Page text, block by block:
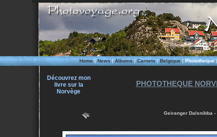
Home|News|Albums|Carnets|Belgique|Phototheque
Découvrez mon
livre sur la
Norvège
PHOTOTHEQUE
Geiranger Dalsnibba -